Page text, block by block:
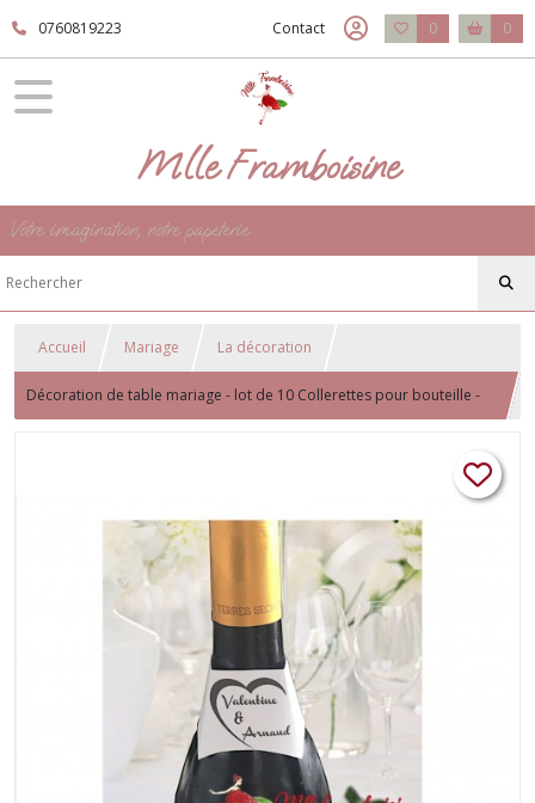
0760819223 Contact 0 0
Mlle Framboisine
Votre imagination, notre papeterie
Accueil Mariage La décoration
Décoration de table mariage - lot de 10 Collerettes pour bouteille -